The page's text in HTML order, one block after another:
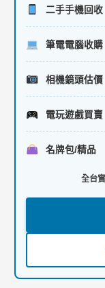
二手手機回收
筆電電腦收購
相機鏡頭估價
電玩遊戲買賣
名牌包/精品
全台